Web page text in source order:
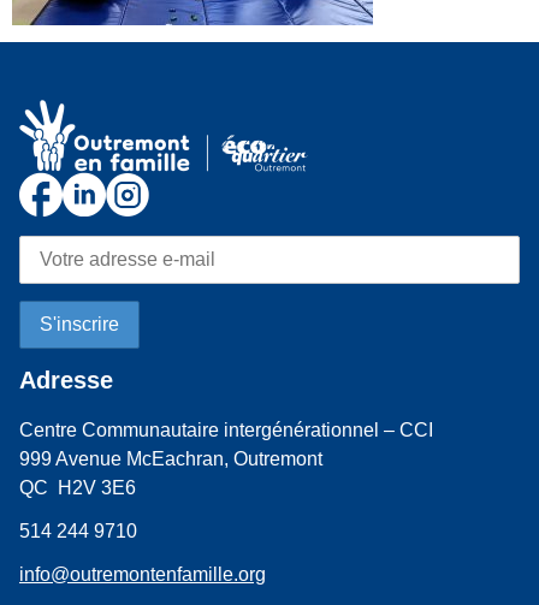
Adresse
Centre Communautaire intergénérationnel – CCI
999 Avenue McEachran, Outremont
QC H2V 3E6
514 244 9710
info@outremontenfamille.org